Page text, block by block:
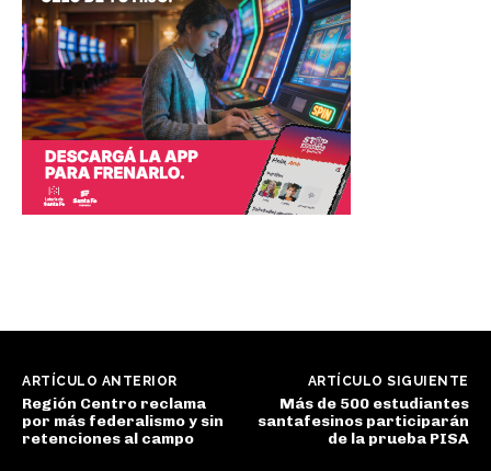
ARTÍCULO ANTERIOR
Región Centro reclama
por más federalismo y sin
retenciones al campo
ARTÍCULO SIGUIENTE
Más de 500 estudiantes
santafesinos participarán
de la prueba PISA